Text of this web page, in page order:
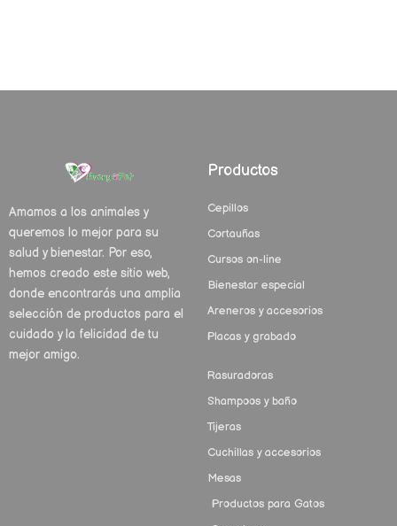
Amamos a los animales y
queremos lo mejor para su
salud y bienestar. Por eso,
hemos creado este sitio web,
donde encontrarás una amplia
selección de productos para el
cuidado y la felicidad de tu
mejor amigo.
Productos
Cepillos
Cortauñas
Cursos on-line
Bienestar especial
Areneros y accesorios
Placas y grabado
Rasuradoras
Shampoos y baño
Tijeras
Cuchillas y accesorios
Mesas
Productos para Gatos